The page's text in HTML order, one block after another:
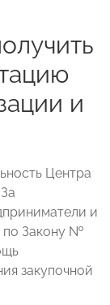
и
Центра
и
по Закону №
закупочной